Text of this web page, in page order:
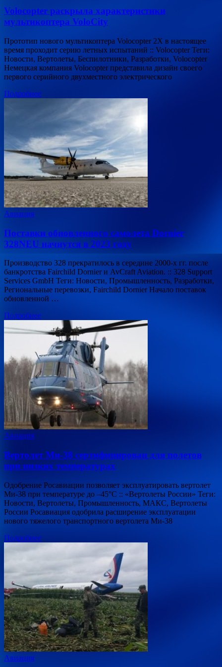
Volocopter раскрыла характеристики
мультикоптера VoloCity
Прототип нового мультикоптера Volocopter 2X в настоящее
время проходит серию летных испытаний :: Volocopter Теги:
Новости, Вертолеты, Беспилотники, Разработки, Volocopter
Немецкая компания Volocopter представила дизайн своего
первого серийного двухместного электрического
Подробнее
Авиация
Поставки обновленного самолета Dornier
328NEU начнутся в 2023 году
Производство 328 прекратилось в середине 2000-х гг. после
банкротства Fairchild Dornier и AvCraft Aviation. :: 328 Support
Services GmbH Теги: Новости, Промышленность, Разработки,
Региональные перевозки, Fairchild Dornier Начало поставок
обновленной …
Подробнее
Авиация
Вертолет Ми-38 сертифицирован для полетов
при низких температурах
Одобрение Росавиации позволяет эксплуатировать вертолет
Ми-38 при температуре до –45°С :: «Вертолеты России» Теги:
Новости, Вертолеты, Промышленность, МАКС, Вертолеты
России Росавиация одобрила расширение эксплуатации
нового тяжелого транспортного вертолета Ми-38
Подробнее
Авиация